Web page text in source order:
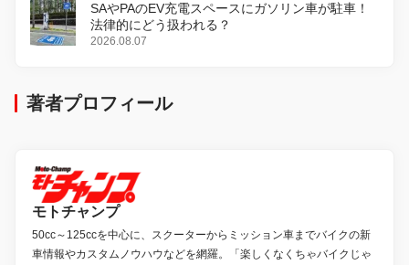
SAやPAのEV充電スペースにガソリン車が駐車！
法律的にどう扱われる？
2026.08.07
著者プロフィール
モトチャンプ
50cc～125ccを中心に、スクーターからミッション車までバイクの新
車情報やカスタムノウハウなどを網羅。「楽しくなくちゃバイクじゃ